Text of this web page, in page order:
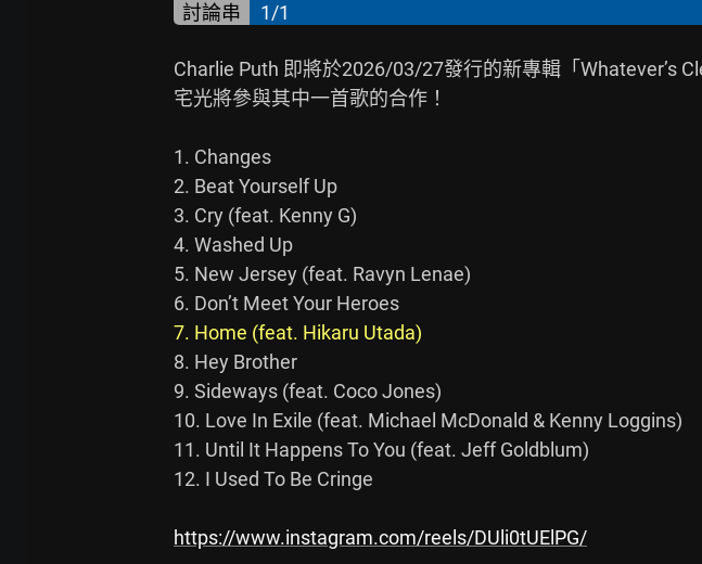
討論串 1/1
Charlie Puth 即將於2026/03/27發行的新專輯「Whatever’s
宅光將參與其中一首歌的合作！
1. Changes
2. Beat Yourself Up
3. Cry (feat. Kenny G)
4. Washed Up
5. New Jersey (feat. Ravyn Lenae)
7. Home (feat. Hikaru Utada)
8. Hey Brother
9. Sideways (feat. Coco Jones)
10. Love In Exile (feat. Michael McDonald & Kenny Loggins)
11. Until It Happens To You (feat. Jeff Goldblum)
12. I Used To Be Cringe
https://www.instagram.com/reels/DUli0tUElPG/